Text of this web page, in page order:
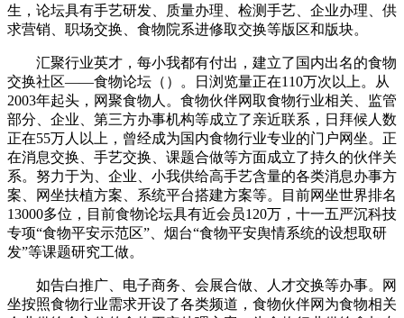
生，论坛具有手艺研发、质量办理、检测手艺、企业办理、供
求营销、职场交换、食物院系进修取交换等版区和版块。
汇聚行业英才，每小我都有付出，建立了国内出名的食物
交换社区——食物论坛（）。日浏览量正在110万次以上。从
2003年起头，网聚食物人。食物伙伴网取食物行业相关、监管
部分、企业、第三方办事机构等成立了亲近联系，日拜候人数
正在55万人以上，曾经成为国内食物行业专业的门户网坐。正
在消息交换、手艺交换、课题合做等方面成立了持久的伙伴关
系。努力于为、企业、小我供给高手艺含量的各类消息办事方
案、网坐扶植方案、系统平台搭建方案等。目前网坐世界排名
13000多位，目前食物论坛具有近会员120万，十一五严沉科技
专项“食物平安示范区”、烟台“食物平安舆情系统的设想取研
发”等课题研究工做。
如告白推广、电子商务、会展合做、人才交换等办事。网
坐按照食物行业需求开设了各类频道，食物伙伴网为食物相关